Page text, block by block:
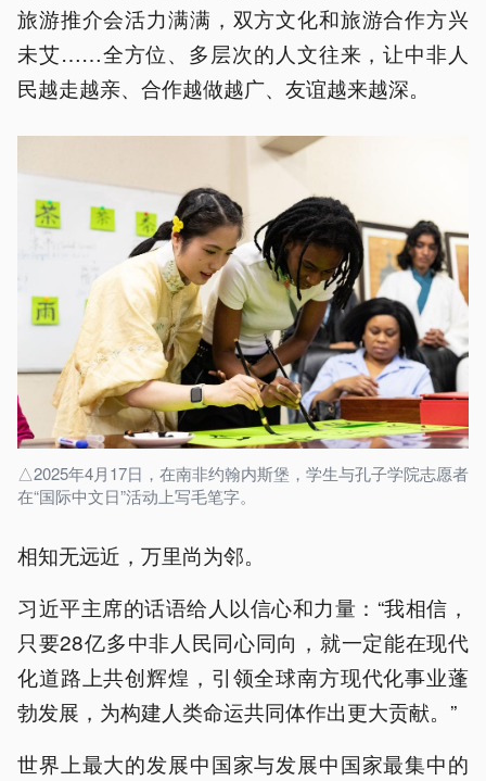
旅游推介会活力满满，双方文化和旅游合作方兴
未艾……全方位、多层次的人文往来，让中非人
民越走越亲、合作越做越广、友谊越来越深。
△2025年4月17日，在南非约翰内斯堡，学生与孔子学院志愿者
在“国际中文日”活动上写毛笔字。
相知无远近，万里尚为邻。
习近平主席的话语给人以信心和力量：“我相信，
只要28亿多中非人民同心同向，就一定能在现代
化道路上共创辉煌，引领全球南方现代化事业蓬
勃发展，为构建人类命运共同体作出更大贡献。”
世界上最大的发展中国家与发展中国家最集中的